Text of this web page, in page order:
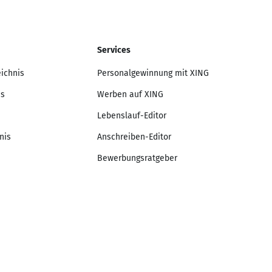
Services
Personalgewinnung mit XING
Werben auf XING
Lebenslauf-Editor
Anschreiben-Editor
Bewerbungsratgeber